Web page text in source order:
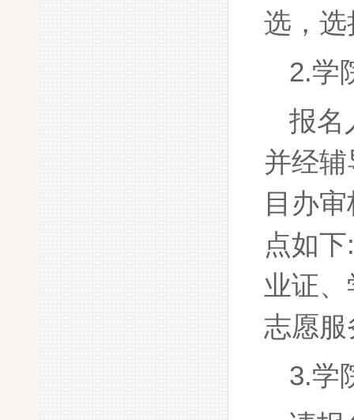
选，选
2.学
报名
并经
目办
点如下
业证
志愿
3.学